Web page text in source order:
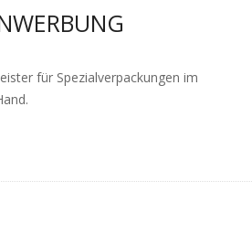
für Spezialverpackungen im